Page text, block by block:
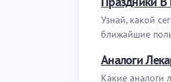
Узнай, какой
ближайшие
Аналоги
Какие аналоги